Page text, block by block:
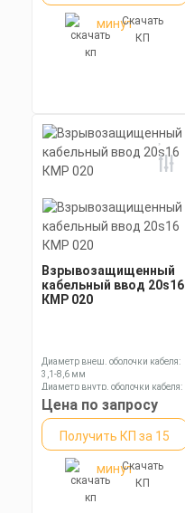
минутСкачать
КП
Взрывозащищенный
кабельный ввод 20s16
КМР 020
Диаметр внеш. оболочки кабеля:
3,1-8,6 мм
Диаметр внутр. оболочки кабеля:
11,7 мм
Длина: 35,75 мм
Цена по запросу
Получить КП за 15
минутСкачать
КП